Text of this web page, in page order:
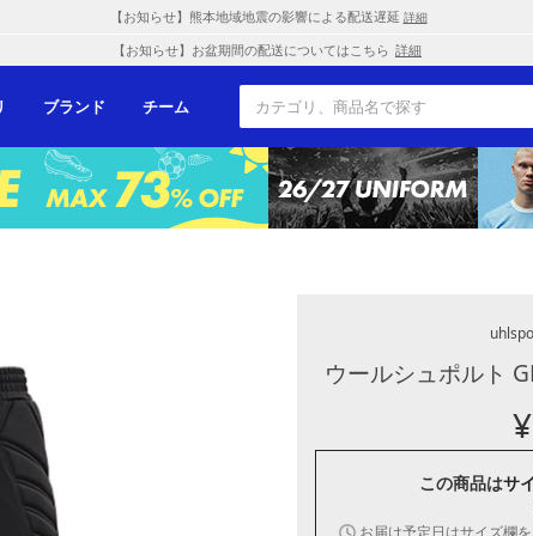
【お知らせ】熊本地域地震の影響による配送遅延 詳細
【お知らせ】お盆期間の配送についてはこちら 詳細
ブランド チーム
ウールシュポルト
¥
この商品はサ
お届け予定日はサイズ欄を